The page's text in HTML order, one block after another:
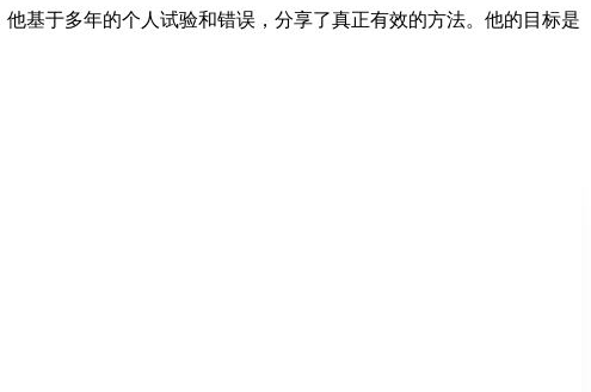
基于多年的个人试验和错误，分享了真正有效的方法。他的目标是